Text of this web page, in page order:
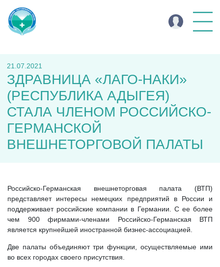
21.07.2021
ЗДРАВНИЦА «ЛАГО-НАКИ»
(РЕСПУБЛИКА АДЫГЕЯ)
СТАЛА ЧЛЕНОМ РОССИЙСКО-
ГЕРМАНСКОЙ
ВНЕШНЕТОРГОВОЙ ПАЛАТЫ
Российско-Германская внешнеторговая палата (ВТП)
представляет интересы немецких предприятий в России и
поддерживает российские компании в Германии. С ее более
чем 900 фирмами-членами Российско-Германская ВТП
является крупнейшей иностранной бизнес-ассоциацией.
Две палаты объединяют три функции, осуществляемые ими
во всех городах своего присутствия.